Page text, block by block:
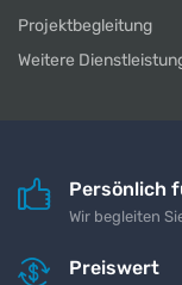
Projektbegleitung
Weitere
Persönlich
Wir begleiten
Preiswert